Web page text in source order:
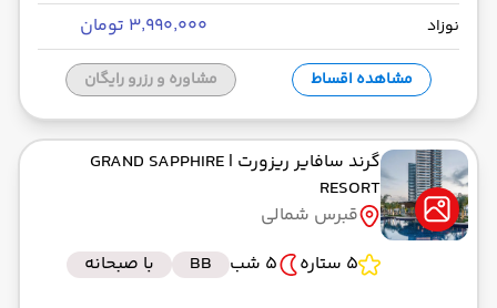
نوزاد ۳٬۹۹۰٬۰۰۰ تومان
مشاهده اقساط مشاوره و رزرو رایگان
گرند سافایر ریزورت | GRAND SAPPHIRE
RESORT
قبرس شمالی
5 ستاره
5 شب BB با صبحانه